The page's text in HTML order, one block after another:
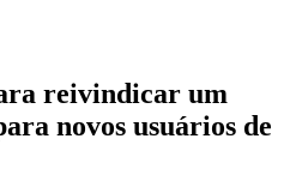
e comissões de copy trading
reivindicar um
novos usuários de